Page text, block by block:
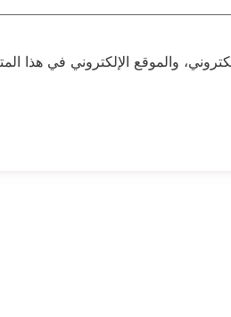
والموقع الإلكتروني في هذا